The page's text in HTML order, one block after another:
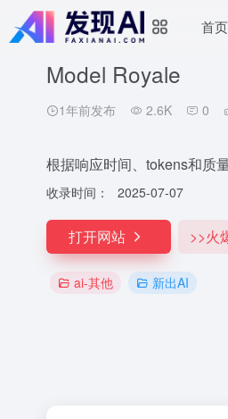
首页
Model Royale
1年前发布 2.6K 0
根据响应时间、tokens和质
收录时间： 2025-07-07
打开网站 >>火
ai-其他 新出AI